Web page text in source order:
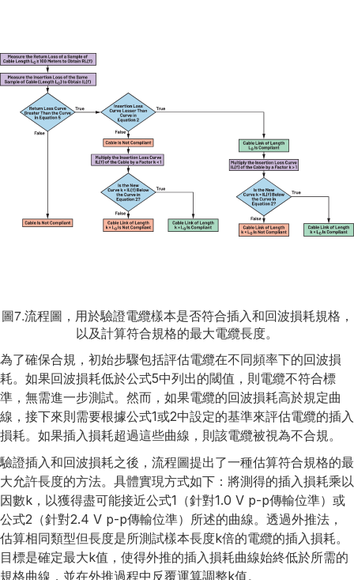
圖7.流程圖，用於驗證電纜樣本是否符合插入和回波損耗規格，
以及計算符合規格的最大電纜長度。
為了確保合規，初始步驟包括評估電纜在不同頻率下的回波損
耗。如果回波損耗低於公式5中列出的閾值，則電纜不符合標
準，無需進一步測試。然而，如果電纜的回波損耗高於規定曲
線，接下來則需要根據公式1或2中設定的基準來評估電纜的插入
損耗。如果插入損耗超過這些曲線，則該電纜被視為不合規。
驗證插入和回波損耗之後，流程圖提出了一種估算符合規格的最
大允許長度的方法。具體實現方式如下：將測得的插入損耗乘以
因數k，以獲得盡可能接近公式1（針對1.0 V p-p傳輸位準）或
公式2（針對2.4 V p-p傳輸位準）所述的曲線。透過外推法，
估算相同類型但長度是所測試樣本長度k倍的電纜的插入損耗。
目標是確定最大k值，使得外推的插入損耗曲線始終低於所需的
規格曲線，並在外推過程中反覆運算調整k值。